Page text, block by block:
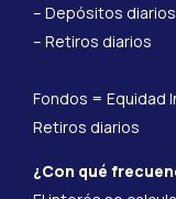
– Depósitos diarios
– Retiros diarios
Fondos = Equidad
Retiros diarios
¿Con qué